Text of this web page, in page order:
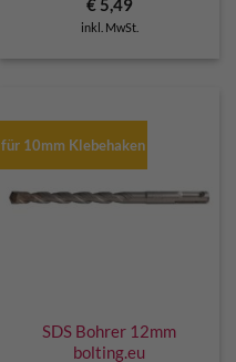
€5,49
inkl. MwSt.
für 10mm Klebehaken
SDS Bohrer 12mm
bolting.eu